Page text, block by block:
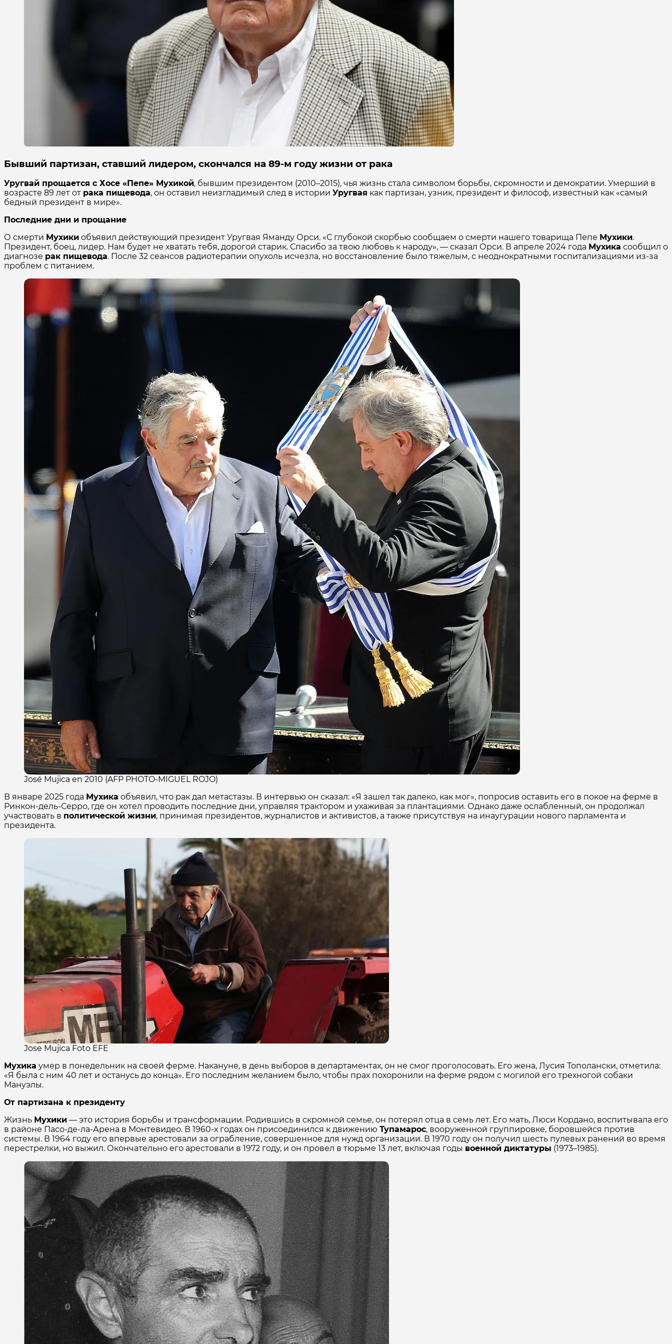
Бывший партизан, ставший лидером, скончался на 89-м году жизни от рака
Уругвай прощается с Хосе «Пепе» Мухикой, бывшим президентом (2010–2015), чья жизнь стала символом борьбы, скромности и демократии. Умерший в
возрасте 89 лет от рака пищевода, он оставил неизгладимый след в истории Уругвая как партизан, узник, президент и философ, известный как «самый
бедный президент в мире».
Последние дни и прощание
О смерти Мухики объявил действующий президент Уругвая Яманду Орси. «С глубокой скорбью сообщаем о смерти нашего товарища Пепе Мухики.
Президент, боец, лидер. Нам будет не хватать тебя, дорогой старик. Спасибо за твою любовь к народу», — сказал Орси. В апреле 2024 года Мухика сообщил о
диагнозе рак пищевода. После 32 сеансов радиотерапии опухоль исчезла, но восстановление было тяжелым, с неоднократными госпитализациями из-за
проблем с питанием.
José Mujica en 2010 (AFP PHOTO-MIGUEL ROJO)
В январе 2025 года Мухика объявил, что рак дал метастазы. В интервью он сказал: «Я зашел так далеко, как мог», попросив оставить его в покое на ферме в
Ринкон-дель-Серро, где он хотел проводить последние дни, управляя трактором и ухаживая за плантациями. Однако даже ослабленный, он продолжал
участвовать в политической жизни, принимая президентов, журналистов и активистов, а также присутствуя на инаугурации нового парламента и
президента.
Jose Mujica Foto EFE
Мухика умер в понедельник на своей ферме. Накануне, в день выборов в департаментах, он не смог проголосовать. Его жена, Лусия Тополански, отметила:
«Я была с ним 40 лет и останусь до конца». Его последним желанием было, чтобы прах похоронили на ферме рядом с могилой его трехногой собаки
Мануэлы.
От партизана к президенту
Жизнь Мухики — это история борьбы и трансформации. Родившись в скромной семье, он потерял отца в семь лет. Его мать, Люси Кордано, воспитывала его
в районе Пасо-де-ла-Арена в Монтевидео. В 1960-х годах он присоединился к движению Тупамарос, вооруженной группировке, боровшейся против
системы. В 1964 году его впервые арестовали за ограбление, совершенное для нужд организации. В 1970 году он получил шесть пулевых ранений во время
перестрелки, но выжил. Окончательно его арестовали в 1972 году, и он провел в тюрьме 13 лет, включая годы военной диктатуры (1973–1985).